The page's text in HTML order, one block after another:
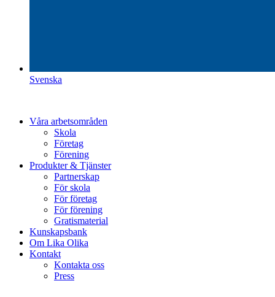
Svenska
Våra arbetsområden
Skola
Företag
Förening
Produkter & Tjänster
Partnerskap
För skola
För företag
För förening
Gratismaterial
Kunskapsbank
Om Lika Olika
Kontakt
Kontakta oss
Press